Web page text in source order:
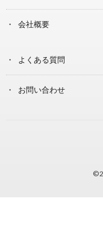
会社概要
よくある質問
お問い合わせ